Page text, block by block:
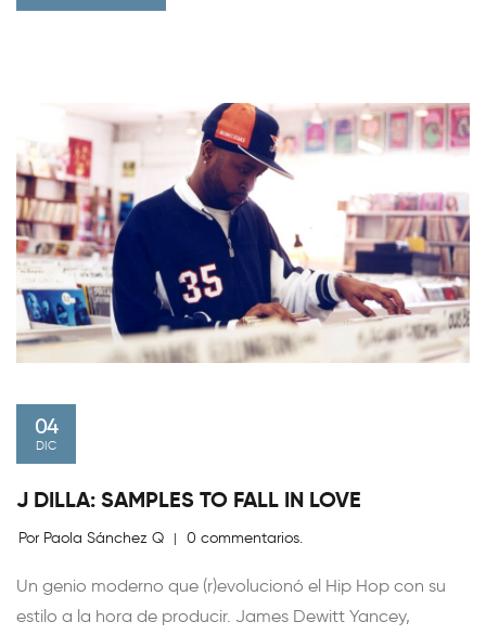
04
DIC
J DILLA: SAMPLES TO FALL IN LOVE
Por Paola Sánchez Q | 0 commentarios.
Un genio moderno que (r)evolucionó el Hip Hop con su
estilo a la hora de producir. James Dewitt Yancey,